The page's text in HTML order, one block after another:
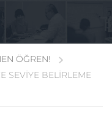
ÖĞREN!
SEVİYE BELİRLEME